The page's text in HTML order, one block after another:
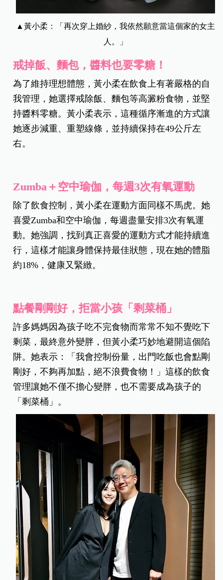
▲黃小柔：「 再次穿上婚紗，我依然願意當這個家的女主
人。」
戒掉飯、麵包，醬料也要零糖！
為了維持理想體態，黃小柔在飲食上有著嚴格的自
我管理，她選擇戒除飯、麵包等高澱粉食物，並堅
持醬料零糖。黃小柔表示，這種循序漸進的方式讓
她逐步減重、重塑線條，並持續保持在49公斤左
右。
Zumba ＋ 空中瑜伽，每週3次有氧運動
除了飲食控制，黃小柔在運動方面同樣不馬虎。她
喜愛Zumba和空中瑜伽，每週盡量安排3次有氧運
動。她強調，找到真正喜愛的運動方式才能持續進
行，這樣才能讓身體保持最佳狀態，現在她的體脂
約18%，健康又緊緻。
點餐剛剛好，拒當小孩「剩菜桶」
許多媽媽因為孩子吃不完食物而常常不知不覺吃下
剩菜，最終意外變胖，但黃小柔巧妙地避開這個陷
阱。她表示：「我會控制份量，出門吃飯也會點剛
剛好，不夠再加點，絕不浪費食物！」這樣的飲食
管理讓她不僅不擔心變胖，也不需要成為孩子的
「剩菜桶」。